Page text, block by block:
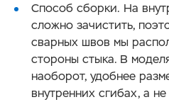
Способ сборки. На
сложно зачистить,
сварных швов мы
стороны стыка. В
наоборот, удобнее
внутренних сгибах, а